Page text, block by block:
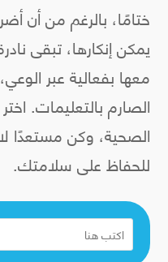
ختامًا، بالرغم من أن
يمكن إنكارها، تبقى
معها بفعالية عبر
الصارم بالتعليمات.
الصحية، وكن مستعدًا
للحفاظ على سلامتك.